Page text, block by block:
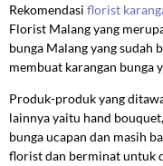
Rekomendasi florist
Florist Malang yang
bunga Malang yang sudah
membuat karangan bunga
Produk-produk yang
lainnya yaitu hand
bunga ucapan dan masih
florist dan berminat untuk